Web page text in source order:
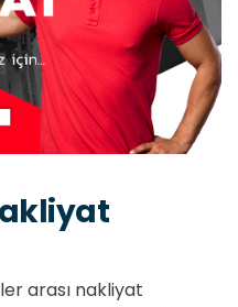
arası nakliyat